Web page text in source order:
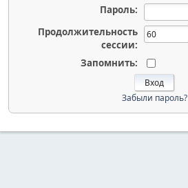
Пароль:
Продолжительность
сессии:
Запомнить:
Забыли пароль?